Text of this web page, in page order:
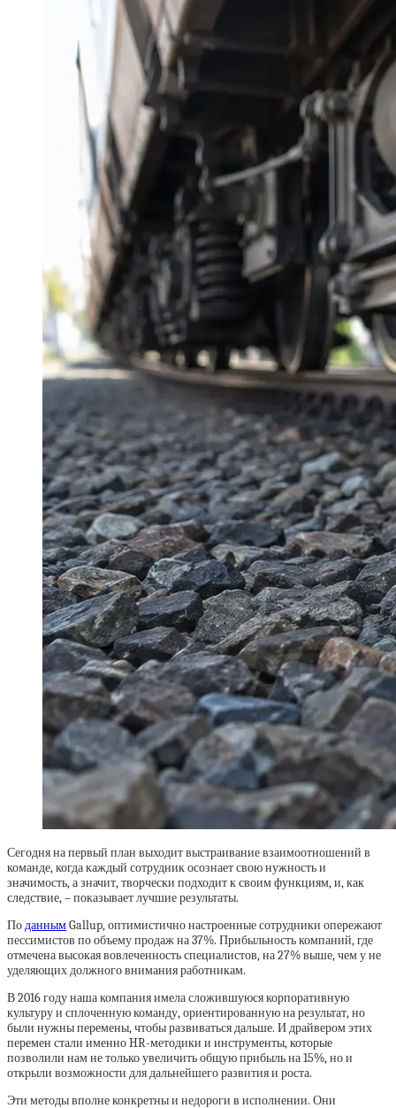
Сегодня на первый план выходит выстраивание взаимоотношений в
команде, когда каждый сотрудник осознает свою нужность и
значимость, а значит, творчески подходит к своим функциям, и, как
следствие, – показывает лучшие результаты.
ПоданнымGallup, оптимистично настроенные сотрудники опережают
пессимистов по объему продаж на 37%. Прибыльность компаний, где
отмечена высокая вовлеченность специалистов, на 27% выше, чем у не
уделяющих должного внимания работникам.
В 2016 году наша компания имела сложившуюся корпоративную
культуру и сплоченную команду, ориентированную на результат, но
были нужны перемены, чтобы развиваться дальше. И драйвером этих
перемен стали именно HR-методики и инструменты, которые
позволили нам не только увеличить общую прибыль на 15%, но и
открыли возможности для дальнейшего развития и роста.
Эти методы вполне конкретны и недороги в исполнении. Они